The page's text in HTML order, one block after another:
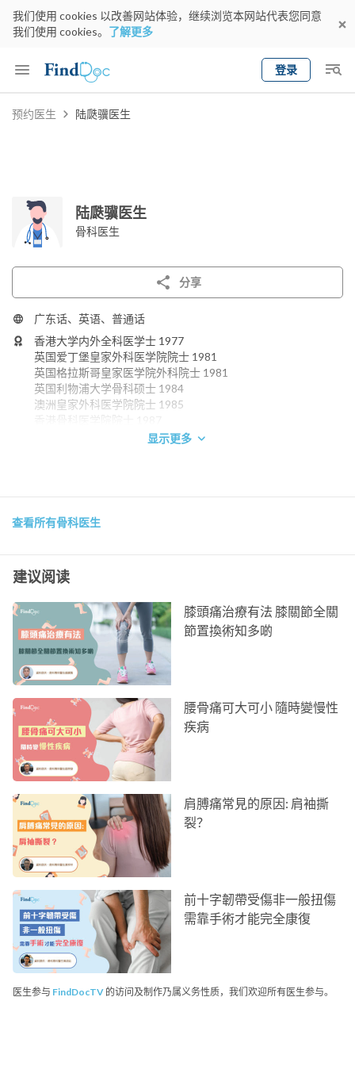
我们使用 cookies 以改善网站体验，继续浏览本网站代表您同意
我们使用 cookies。 了解更多
登录
Keyword
预约医生 陆瓞骥医生
陆瓞骥医生
骨科医生
分享
广东话、英语、普通话
香港大学内外全科医学士 1977
英国爱丁堡皇家外科医学院院士 1981
英国格拉斯哥皇家医学院外科院士 1981
英国利物浦大学骨科硕士 1984
澳洲皇家外科医学院院士 1985
香港医学专科学院院士 (骨科) 1993
显示更多
查看所有骨科医生
建议阅读
膝頭痛治療有法 膝關節全關
節置換術知多啲
腰骨痛可大可小 隨時變慢性
疾病
肩膊痛常見的原因: 肩袖撕
裂？
前十字韌帶受傷非一般扭傷
需靠手術才能完全康復
医生参与 FindDocTV 的访问及制作乃属义务性质，我们欢迎所有医生参与。